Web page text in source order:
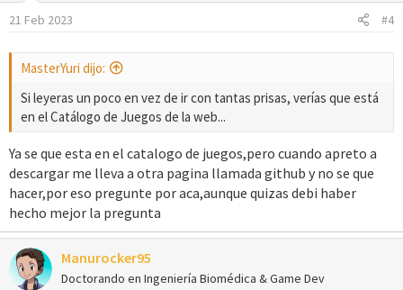
21 Feb 2023 #4
MasterYuri dijo:
Si leyeras un poco en vez de ir con tantas prisas, verías que está
en el Catálogo de Juegos de la web...
Ya se que esta en el catalogo de juegos,pero cuando apreto a
descargar me lleva a otra pagina llamada github y no se que
hacer,por eso pregunte por aca,aunque quizas debi haber
hecho mejor la pregunta
Manurocker95
Doctorando en Ingeniería Biomédica & Game Dev